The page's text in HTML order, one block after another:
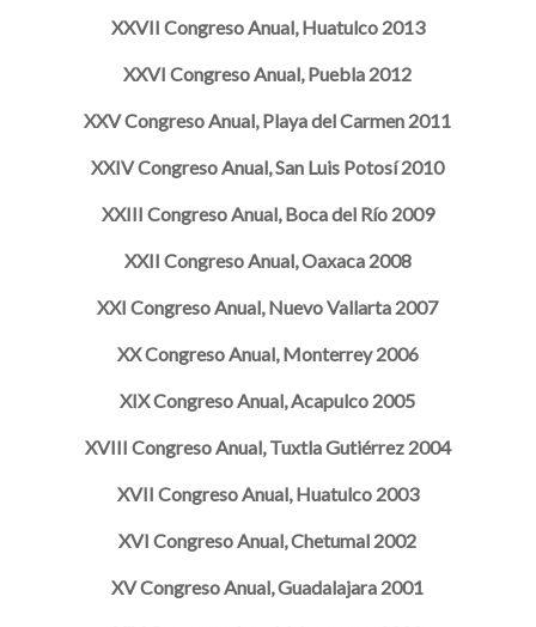
XXVII Congreso Anual, Huatulco 2013
XXVI Congreso Anual, Puebla 2012
XXV Congreso Anual, Playa del Carmen 2011
XXIV Congreso Anual, San Luis Potosí 2010
XXIII Congreso Anual, Boca del Río 2009
XXII Congreso Anual, Oaxaca 2008
XXI Congreso Anual, Nuevo Vallarta 2007
XX Congreso Anual, Monterrey 2006
XIX Congreso Anual, Acapulco 2005
XVIII Congreso Anual, Tuxtla Gutiérrez 2004
XVII Congreso Anual, Huatulco 2003
XVI Congreso Anual, Chetumal 2002
XV Congreso Anual, Guadalajara 2001